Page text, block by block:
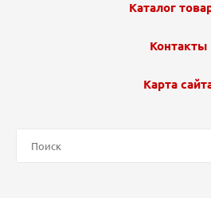
Каталог
Контакты
Карта